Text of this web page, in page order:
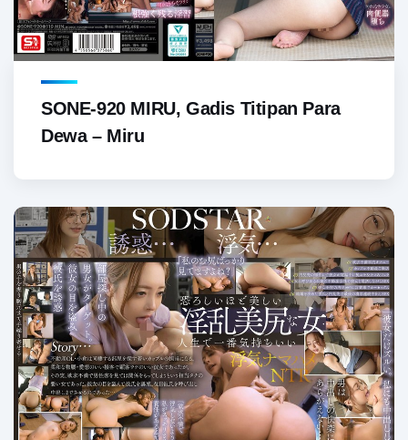
SONE-920 MIRU, Gadis Titipan Para
Dewa – Miru